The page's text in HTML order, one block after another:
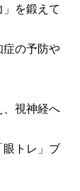
」を鍛えて
症の予防や
、視神経へ
眼トレ」ブ